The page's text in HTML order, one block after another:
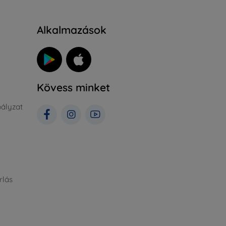
Alkalmazások
Kövess minket